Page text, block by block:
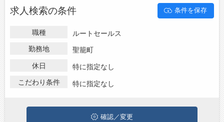
転職支援サービスについて
転職ノウハウ(応募書類の書き方・面接対策など)
ジョブズゴーについて
会社概要
絞り込みができます。
新潟県聖籠町の地域密着型の求人サイトであるジョブズゴーでは
新潟県聖籠町の求人情報を2件取り扱っており、そのうち
は2件、 派遣社員の求人 は0件、
は0件です。
第二新卒から50代・60代以上の方の再就職も可能です。 新潟県
聖籠町でルートセールスの求人・転職情報を探している方は、ぜ
ひ興味のある職種に応募してみてくださいね。
求人検索の条件 条件を保存
職種
ルートセールス
勤務地
聖籠町
休日
特に指定なし
こだわり条件
特に指定なし
確認／変更